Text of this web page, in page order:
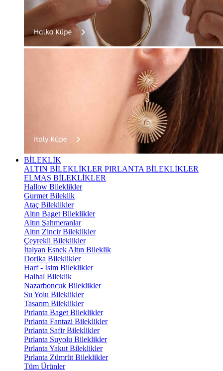
BİLEKLİK
ALTIN BİLEKLİKLER PIRLANTA BİLEKLİKLER
ELMAS BİLEKLİKLER
Hallow Bileklikler
Gurmet Bileklik
Ataç Bileklikler
Altın Baget Bileklikler
Altın Şahmeranlar
Altın Zincir Bileklikler
Çeyrekli Bileklikler
İtalyan Esnek Altın Bileklik
Dorika Bileklikler
Harf - İsim Bileklikler
Halhal Bileklik
Nazarboncuk Bileklikler
Su Yolu Bileklikler
Tasarım Bileklikler
Pırlanta Baget Bileklikler
Pırlanta Fantazi Bileklikler
Pırlanta Safir Bileklikler
Pırlanta Suyolu Bileklikler
Pırlanta Yakut Bileklikler
Pırlanta Zümrüt Bileklikler
Tüm Ürünler